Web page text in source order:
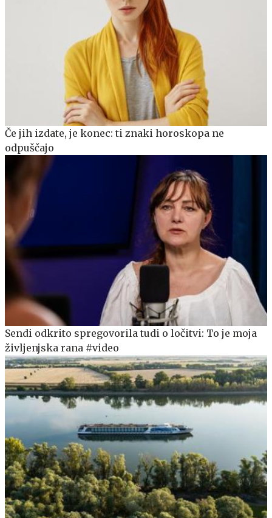
Če jih izdate, je konec: ti znaki horoskopa ne
odpuščajo
Sendi odkrito spregovorila tudi o ločitvi: To je moja
življenjska rana #video